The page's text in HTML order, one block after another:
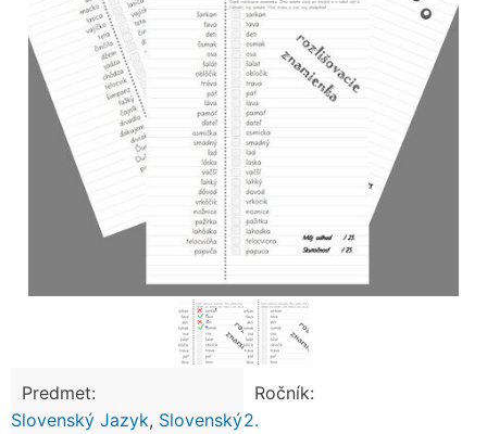
Predmet:
Slovenský Jazyk, Slovenský
Ročník:
2.